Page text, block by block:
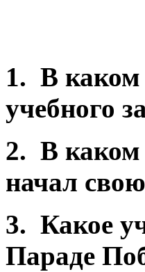
1. В каком
учебного
2. В каком
начал
3. Какое
Параде